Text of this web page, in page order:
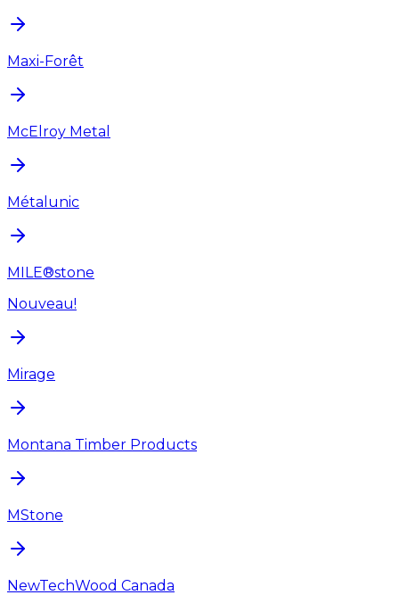
Maxi-Forêt
McElroy Metal
Métalunic
MILE®stone
Nouveau!
Mirage
Montana Timber Products
MStone
NewTechWood Canada